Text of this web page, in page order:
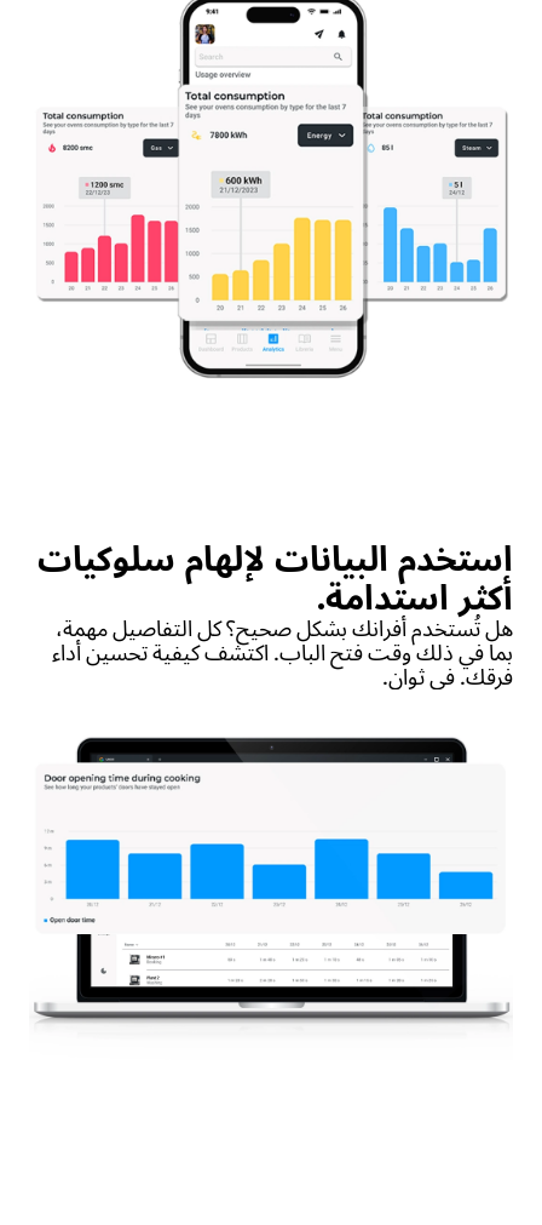
استخدم البيانات لإلهام سلوكيات
أكثر استدامة.
هل تُستخدم أفرانك بشكل صحيح؟ كل التفاصيل مهمة،
بما في ذلك وقت فتح الباب. اكتشف كيفية تحسين أداء
فرقك. في ثوانٍ.